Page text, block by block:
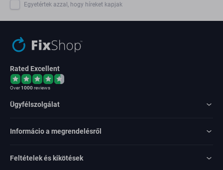
Egyetértek azzal, hogy híreket kapjak
Rated Excellent
Over1000reviews
Ügyfélszolgálat
Informácio a megrendelésről
Feltételek és kikötések